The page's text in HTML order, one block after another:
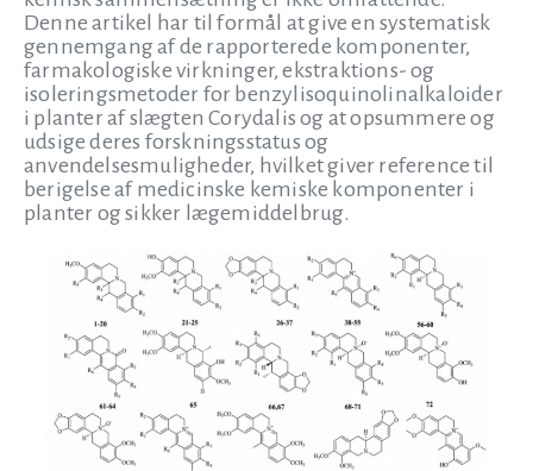
Denne artikel har til formål at give en systematisk
gennemgang af de rapporterede komponenter,
farmakologiske virkninger, ekstraktions- og
isoleringsmetoder for benzylisoquinolinalkaloider
i planter af slægten Corydalis og at opsummere og
udsige deres forskningsstatus og
anvendelsesmuligheder, hvilket giver reference til
berigelse af medicinske kemiske komponenter i
planter og sikker lægemiddelbrug.